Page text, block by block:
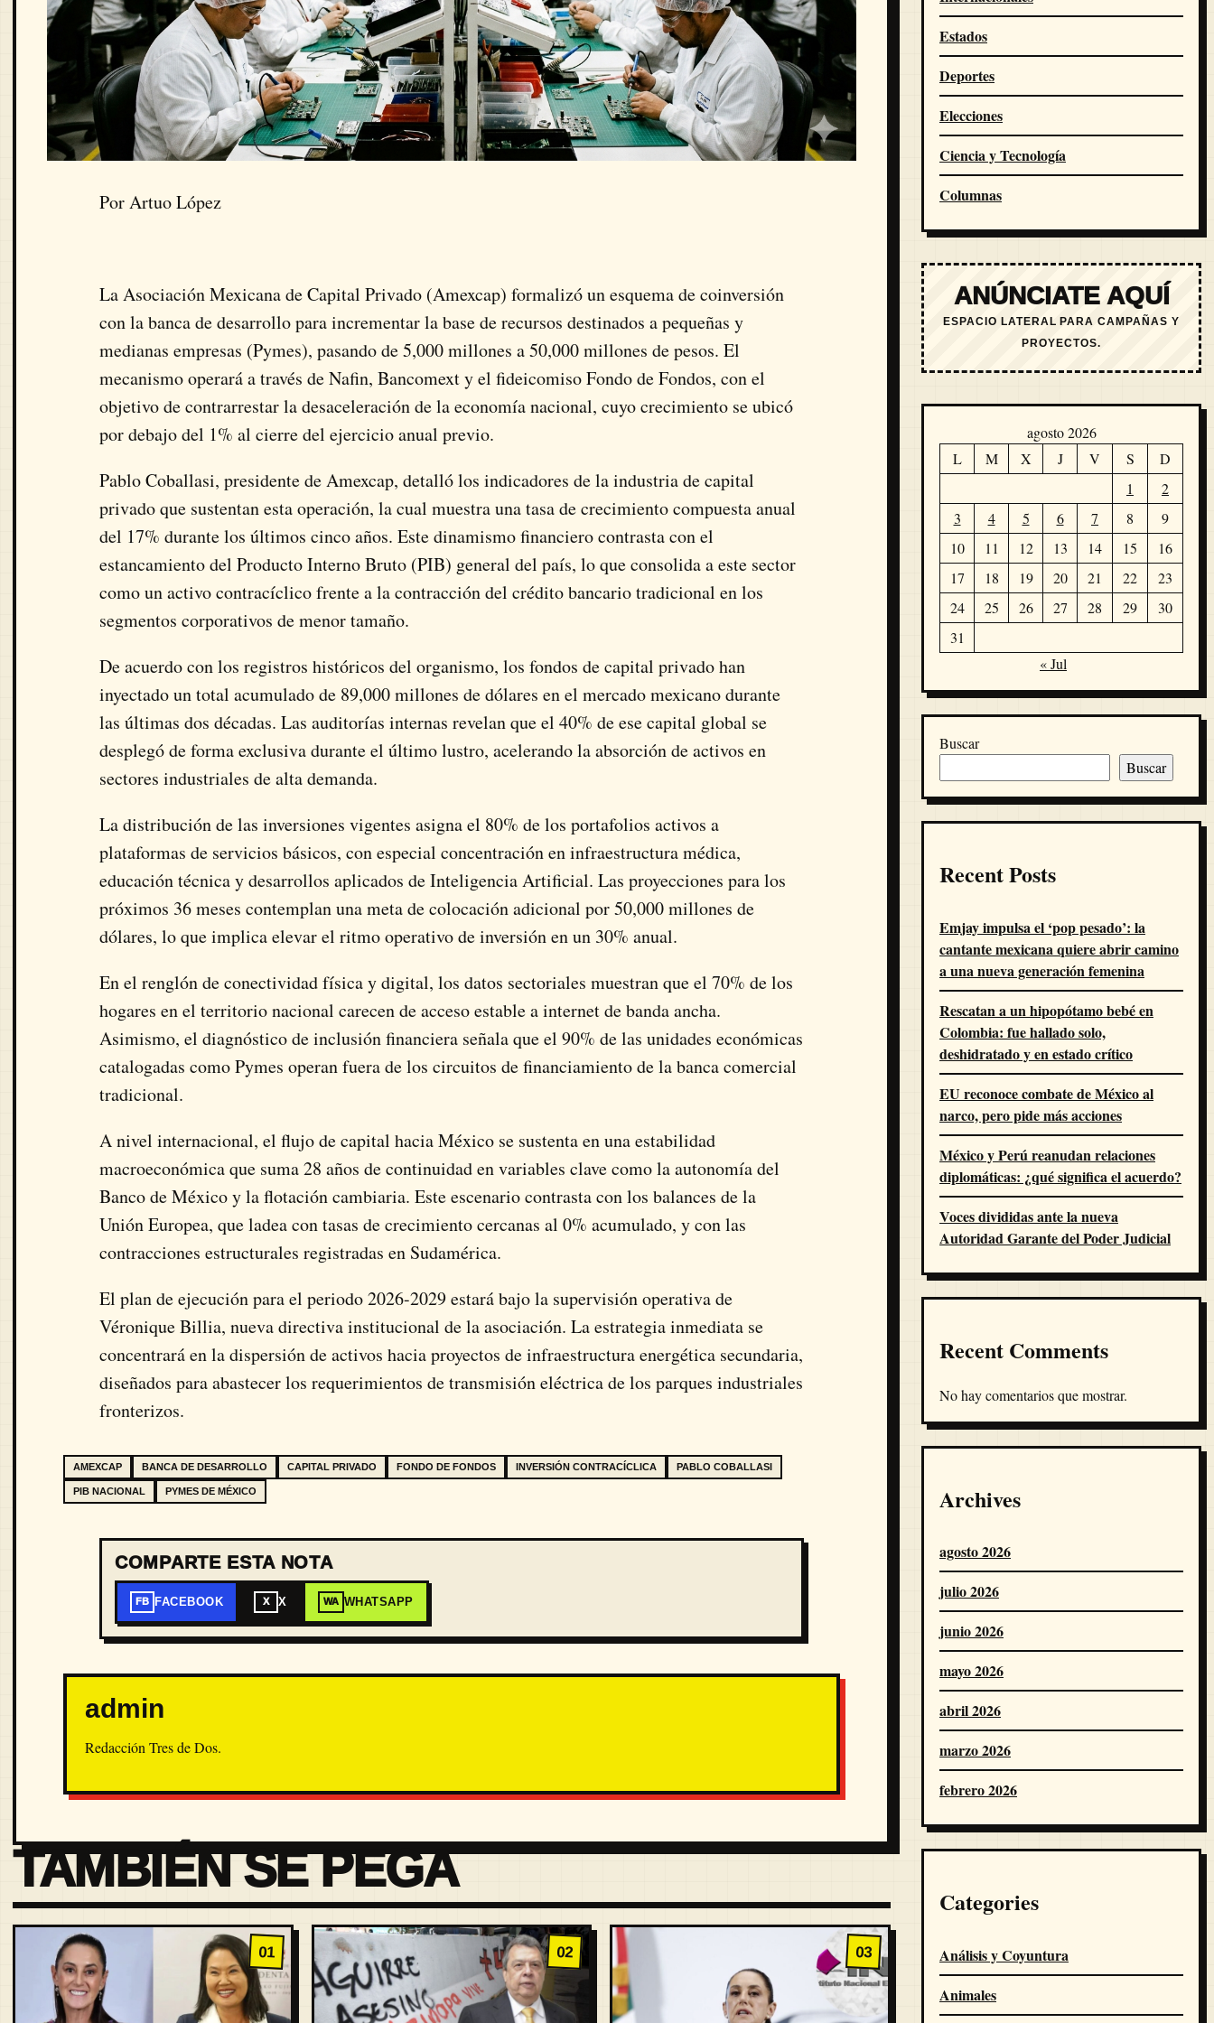
Por Artuo López
La Asociación Mexicana de Capital Privado (Amexcap) formalizó un esquema de coinversión
con la banca de desarrollo para incrementar la base de recursos destinados a pequeñas y
medianas empresas (Pymes), pasando de 5,000 millones a 50,000 millones de pesos. El
mecanismo operará a través de Nafin, Bancomext y el fideicomiso Fondo de Fondos, con el
objetivo de contrarrestar la desaceleración de la economía nacional, cuyo crecimiento se ubicó
por debajo del 1% al cierre del ejercicio anual previo.
Pablo Coballasi, presidente de Amexcap, detalló los indicadores de la industria de capital
privado que sustentan esta operación, la cual muestra una tasa de crecimiento compuesta anual
del 17% durante los últimos cinco años. Este dinamismo financiero contrasta con el
estancamiento del Producto Interno Bruto (PIB) general del país, lo que consolida a este sector
como un activo contracíclico frente a la contracción del crédito bancario tradicional en los
segmentos corporativos de menor tamaño.
De acuerdo con los registros históricos del organismo, los fondos de capital privado han
inyectado un total acumulado de 89,000 millones de dólares en el mercado mexicano durante
las últimas dos décadas. Las auditorías internas revelan que el 40% de ese capital global se
desplegó de forma exclusiva durante el último lustro, acelerando la absorción de activos en
sectores industriales de alta demanda.
La distribución de las inversiones vigentes asigna el 80% de los portafolios activos a
plataformas de servicios básicos, con especial concentración en infraestructura médica,
educación técnica y desarrollos aplicados de Inteligencia Artificial. Las proyecciones para los
próximos 36 meses contemplan una meta de colocación adicional por 50,000 millones de
dólares, lo que implica elevar el ritmo operativo de inversión en un 30% anual.
En el renglón de conectividad física y digital, los datos sectoriales muestran que el 70% de los
hogares en el territorio nacional carecen de acceso estable a internet de banda ancha.
Asimismo, el diagnóstico de inclusión financiera señala que el 90% de las unidades económicas
catalogadas como Pymes operan fuera de los circuitos de financiamiento de la banca comercial
tradicional.
A nivel internacional, el flujo de capital hacia México se sustenta en una estabilidad
macroeconómica que suma 28 años de continuidad en variables clave como la autonomía del
Banco de México y la flotación cambiaria. Este escenario contrasta con los balances de la
Unión Europea, que ladea con tasas de crecimiento cercanas al 0% acumulado, y con las
contracciones estructurales registradas en Sudamérica.
El plan de ejecución para el periodo 2026-2029 estará bajo la supervisión operativa de
Véronique Billia, nueva directiva institucional de la asociación. La estrategia inmediata se
concentrará en la dispersión de activos hacia proyectos de infraestructura energética secundaria,
diseñados para abastecer los requerimientos de transmisión eléctrica de los parques industriales
fronterizos.
AMEXCAP BANCA DE DESARROLLO CAPITAL PRIVADO FONDO DE FONDOS INVERSIÓN CONTRACÍCLICA PABLO COBALLASI
PIB NACIONAL PYMES DE MÉXICO
COMPARTE ESTA NOTA
FB FACEBOOK X X WA WHATSAPP
admin
Redacción Tres de Dos.
TAMBIÉN SE PEGA
01 02 03
Estados
Deportes
Elecciones
Ciencia y Tecnología
Columnas
ANÚNCIATE AQUÍ
ESPACIO LATERAL PARA CAMPAÑAS Y
PROYECTOS.
agosto 2026
L
M X J V S
D
1
2
3
4 5 6 7 8
9
10
11 12 13 14 15
16
17
18 19 20 21 22
23
24
25 26 27 28 29
30
31
« Jul
Buscar
Buscar
Recent Posts
Emjay impulsa el ‘pop pesado’: la
cantante mexicana quiere abrir camino
a una nueva generación femenina
Rescatan a un hipopótamo bebé en
Colombia: fue hallado solo,
deshidratado y en estado crítico
EU reconoce combate de México al
narco, pero pide más acciones
México y Perú reanudan relaciones
diplomáticas: ¿qué significa el acuerdo?
Voces divididas ante la nueva
Autoridad Garante del Poder Judicial
Recent Comments
No hay comentarios que mostrar.
Archives
agosto 2026
julio 2026
junio 2026
mayo 2026
abril 2026
marzo 2026
febrero 2026
Categories
Análisis y Coyuntura
Animales